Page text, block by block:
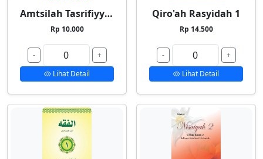
Amtsilah Tasrifiyyah Besar
Rp 10.000
-
+
Lihat Detail
Qiro'ah Rasyidah 1
Rp 14.500
-
+
Lihat Detail